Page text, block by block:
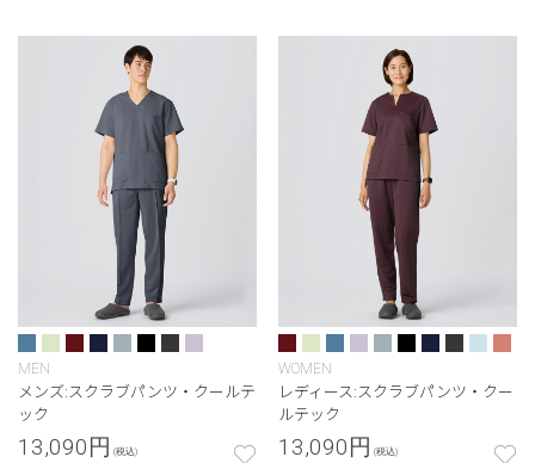
MEN
メンズ:スクラブパンツ・クールテ
ック
13,090円 (税込)
WOMEN
レディース:スクラブパンツ・クー
ルテック
13,090円 (税込)